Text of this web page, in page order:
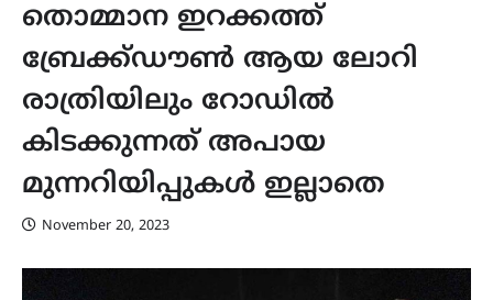
തൊമ്മാന ഇറക്കത്ത്
ബ്രേക്ക്ഡൗൺ ആയ ലോറി
രാത്രിയിലും റോഡിൽ
കിടക്കുന്നത് അപായ
മുന്നറിയിപ്പുകൾ ഇല്ലാതെ
November 20, 2023